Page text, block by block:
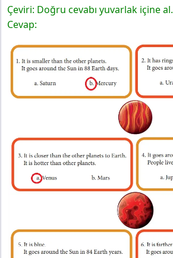
Çeviri: Doğru cevabı yuvarlak içine al.
Cevap: